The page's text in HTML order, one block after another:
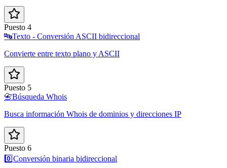
Puesto 4
🔤Texto - Conversión ASCII bidireccional
Convierte entre texto plano y ASCII
Puesto 5
📇Búsqueda Whois
Busca información Whois de dominios y direcciones IP
Puesto 6
0️⃣Conversión binaria bidireccional